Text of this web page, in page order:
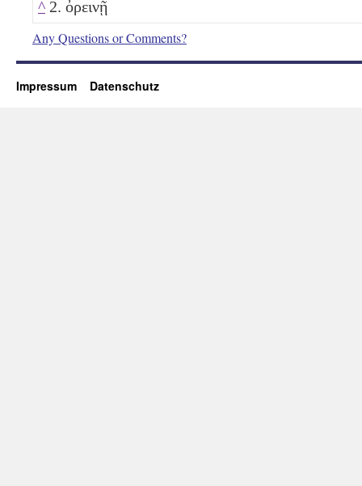
^ 2. ὀρεινῇ
Any Questions or Comments?
Impressum Datenschutz